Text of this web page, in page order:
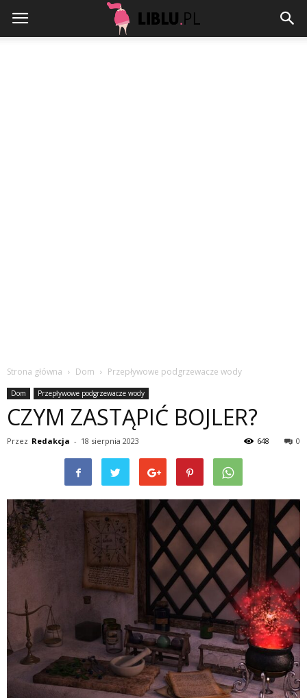
Strona główna Dom Przepływowe podgrzewacze wody
Dom Przepływowe podgrzewacze wody
CZYM ZASTĄPIĆ BOJLER?
Przez Redakcja - 18 sierpnia 2023 0
648